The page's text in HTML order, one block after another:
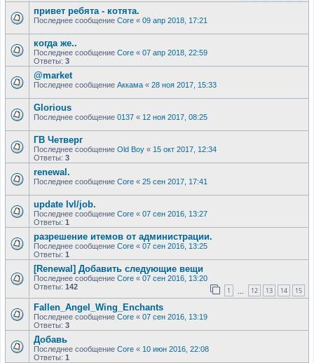
привет ребята - котята.
Последнее сообщение Core « 09 апр 2018, 17:21
когда же..
Последнее сообщение Core « 07 апр 2018, 22:59
Ответы: 3
@market
Последнее сообщение Аккама « 28 ноя 2017, 15:33
Glorious
Последнее сообщение 0137 « 12 ноя 2017, 08:25
ГВ Четверг
Последнее сообщение Old Boy « 15 окт 2017, 12:34
Ответы: 3
renewal.
Последнее сообщение Core « 25 сен 2017, 17:41
update lvl/job.
Последнее сообщение Core « 07 сен 2016, 13:27
Ответы: 1
разрешение итемов от администрации.
Последнее сообщение Core « 07 сен 2016, 13:25
Ответы: 1
[Renewal] Добавить следующие вещи
Последнее сообщение Core « 07 сен 2016, 13:20
Ответы: 142 1 12 13 14 15
Fallen_Angel_Wing_Enchants
Последнее сообщение Core « 07 сен 2016, 13:19
Ответы: 3
Добавь
Последнее сообщение Core « 10 июн 2016, 22:08
Ответы: 1